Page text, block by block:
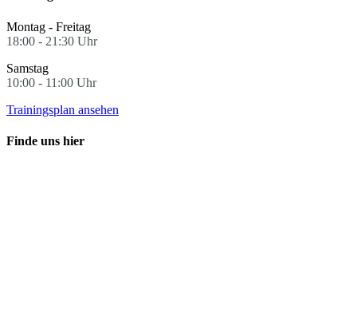
Montag - Freitag
18:00 - 21:30 Uhr
Samstag
10:00 - 11:00 Uhr
Trainingsplan ansehen
Finde uns hier